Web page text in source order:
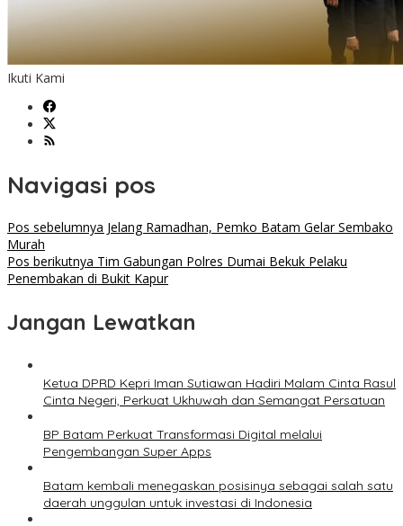
Ikuti Kami
Navigasi pos
Pos sebelumnya Jelang Ramadhan, Pemko Batam Gelar Sembako
Murah
Pos berikutnya Tim Gabungan Polres Dumai Bekuk Pelaku
Penembakan di Bukit Kapur
Jangan Lewatkan
Ketua DPRD Kepri Iman Sutiawan Hadiri Malam Cinta Rasul
Cinta Negeri, Perkuat Ukhuwah dan Semangat Persatuan
BP Batam Perkuat Transformasi Digital melalui
Pengembangan Super Apps
Batam kembali menegaskan posisinya sebagai salah satu
daerah unggulan untuk investasi di Indonesia